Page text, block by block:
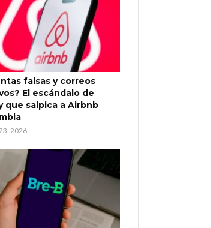
falsas y correos
El escándalo de
que salpica a Airbnb
2026